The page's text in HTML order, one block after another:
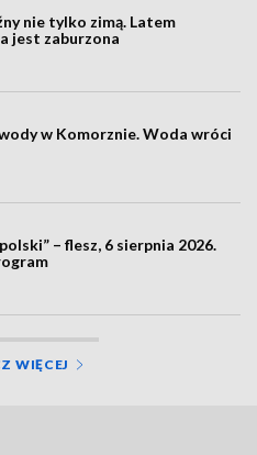
nie tylko zimą. Latem
jest zaburzona
w Komorznie. Woda wróci
– flesz, 6 sierpnia 2026.
WIĘCEJ